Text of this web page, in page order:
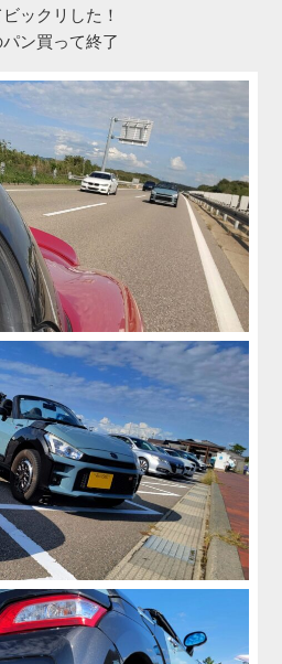
ックリした！
ン買って終了